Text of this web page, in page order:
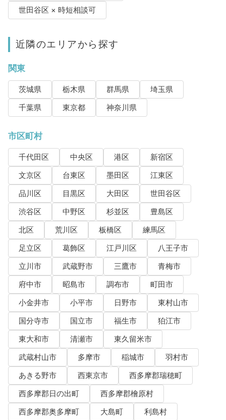
世田谷区 × 時短相談可
近隣のエリアから探す
関東
茨城県 栃木県 群馬県
埼玉県
千葉県
東京都 神奈川県
市区町村
千代田区 中央区 港区
新宿区
文京区
台東区 墨田区
江東区
品川区
目黒区 大田区
世田谷区
渋谷区
中野区 杉並区
豊島区
北区
荒川区 板橋区
練馬区
足立区
葛飾区 江戸川区
八王子市
立川市
武蔵野市 三鷹市
青梅市
府中市
昭島市 調布市
町田市
小金井市
小平市 日野市
東村山市
国分寺市
国立市 福生市
狛江市
東大和市
清瀬市
東久留米市
武蔵村山市
多摩市 稲城市
羽村市
あきる野市
西東京市
西多摩郡瑞穂町
西多摩郡日の出町
西多摩郡檜原村
西多摩郡奥多摩町
大島町
利島村